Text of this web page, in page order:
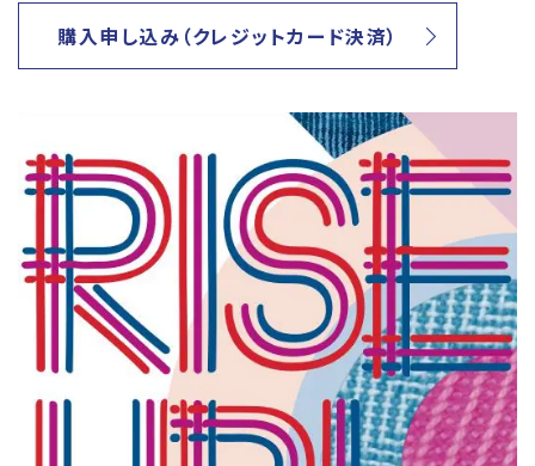
購入申し込み（クレジットカード決済）